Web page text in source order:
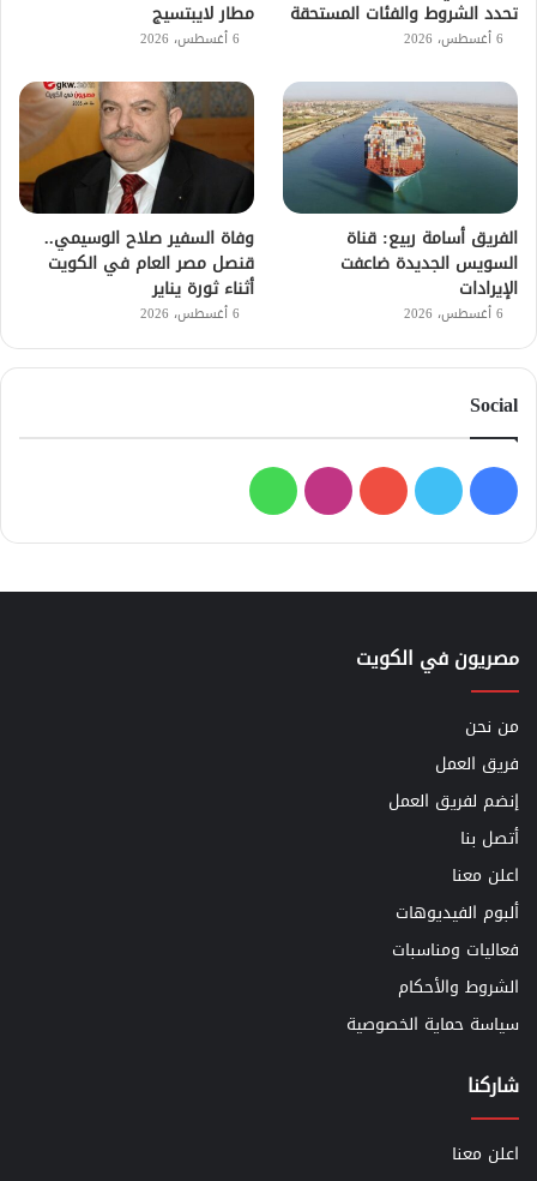
تحدد الشروط والفئات المستحقة
6 أغسطس، 2026
مطار لايبتسيج
6 أغسطس، 2026
الفريق أسامة ربيع: قناة
السويس الجديدة ضاعفت
الإيرادات
6 أغسطس، 2026
وفاة السفير صلاح الوسيمي..
قنصل مصر العام في الكويت
أثناء ثورة يناير
6 أغسطس، 2026
Social
فيسبوك
تويتر يوتيوبانستقرامواتساب
مصريون في الكويت
من نحن
فريق العمل
إنضم لفريق العمل
أتصل بنا
اعلن معنا
ألبوم الفيديوهات
فعاليات ومناسبات
الشروط والأحكام
سياسة حماية الخصوصية
شاركنا
اعلن معنا